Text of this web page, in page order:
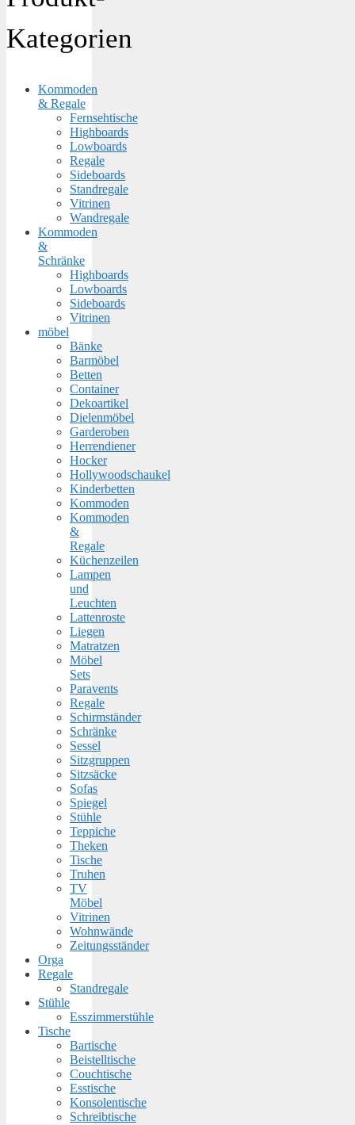
Kategorien
Kommoden
& Regale
Fernsehtische
Highboards
Lowboards
Regale
Sideboards
Standregale
Vitrinen
Wandregale
Kommoden
&
Schränke
Highboards
Lowboards
Sideboards
Vitrinen
möbel
Bänke
Barmöbel
Betten
Container
Dekoartikel
Dielenmöbel
Garderoben
Herrendiener
Hocker
Hollywoodschaukel
Kinderbetten
Kommoden
Kommoden
&
Regale
Küchenzeilen
Lampen
und
Leuchten
Lattenroste
Liegen
Matratzen
Möbel
Sets
Paravents
Regale
Schirmständer
Schränke
Sessel
Sitzgruppen
Sitzsäcke
Sofas
Spiegel
Stühle
Teppiche
Theken
Tische
Truhen
TV
Möbel
Vitrinen
Wohnwände
Zeitungsständer
Orga
Regale
Standregale
Stühle
Esszimmerstühle
Tische
Bartische
Beistelltische
Couchtische
Esstische
Konsolentische
Schreibtische